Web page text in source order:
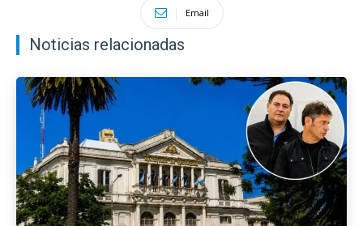
Email
Noticias relacionadas